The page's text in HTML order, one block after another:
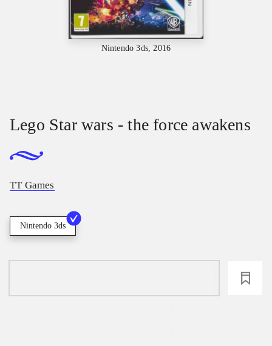
Nintendo 3ds, 2016
Lego Star wars - the force awakens
TT Games
Nintendo 3ds